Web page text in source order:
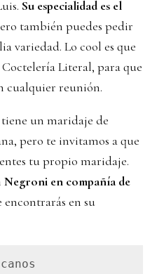
Su especialidad es el
también puedes pedir
variedad. Lo cool es que
Literal, para que
cualquier reunión.
un maridaje de
pero te invitamos a que
tu propio maridaje.
Negroni en compañía de
encontrarás en su